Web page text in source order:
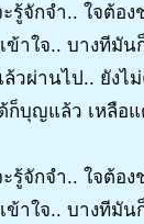
รู้จักจำ.. ใจต้อ
ข้าใจ.. บางทีมัน
วผ่านไป.. ยังไ
ก็บุญแล้ว เหลือแ
รู้จักจำ.. ใจต้อ
ข้าใจ.. บางทีมัน